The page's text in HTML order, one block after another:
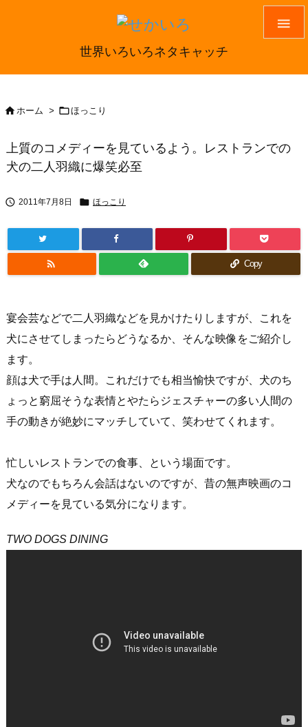
世界いろいろネタキャッチ

ホーム > ほっこり
上質のコメディーを見ているよう。レストランでの
犬の二人羽織に爆笑必至
 2011年7月8日  ほっこり
 Copy
宴会芸などで二人羽織などを見かけたりしますが、これを
犬にさせてしまったらどうなるか、そんな映像をご紹介し
ます。
顔は犬で手は人間。これだけでも相当愉快ですが、犬のち
ょっと窮屈そうな表情とやたらジェスチャーの多い人間の
手の動きが絶妙にマッチしていて、笑わせてくれます。
忙しいレストランでの食事、という場面です。
犬なのでもちろん会話はないのですが、昔の無声映画のコ
メディーを見ている気分になります。
TWO DOGS DINING